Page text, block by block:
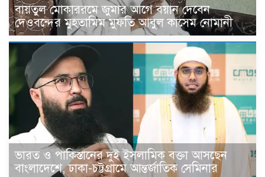
বায়তুল মোকাররমে জুমার আগে বয়ান দেবেন
দেওবন্দের মুহতামিম মুফতি আবুল কাসেম নোমানী
ভারত ও পাকিস্তানের দুই ইসলামিক বক্তা আসছেন
বাংলাদেশে, ঢাকা-চট্টগ্রামে আন্তর্জাতিক সেমিনার